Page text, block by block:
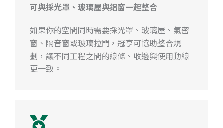
可與採光罩、玻璃屋與鋁窗一起整合
如果你的空間同時需要採光罩、玻璃屋、氣密
窗、隔音窗或玻璃拉門，冠亨可協助整合規
劃，讓不同工程之間的線條、收邊與使用動線
更一致。